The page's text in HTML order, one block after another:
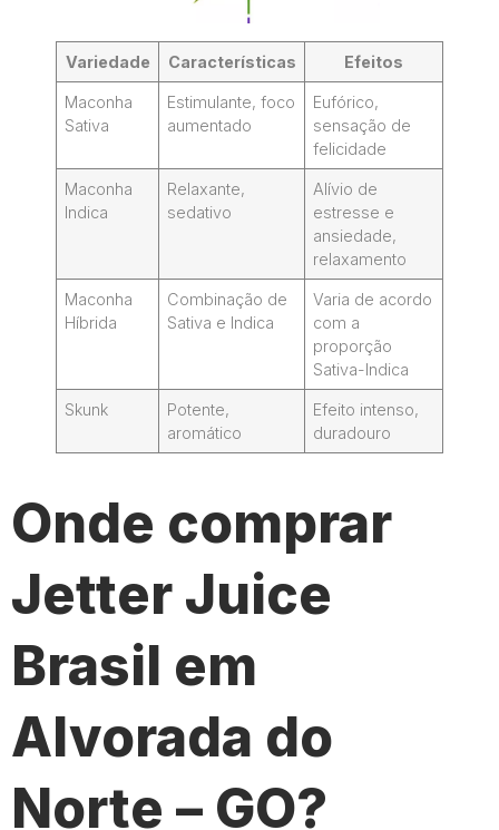
Variedade Características Efeitos
Maconha
Sativa
Estimulante, foco
aumentado
Eufórico,
sensação de
felicidade
Maconha
Indica
Relaxante,
sedativo
Alívio de
estresse e
ansiedade,
relaxamento
Maconha
Híbrida
Combinação de
Sativa e Indica
Varia de acordo
com a
proporção
Sativa-Indica
Skunk
Potente,
aromático
Efeito intenso,
duradouro
Onde comprar
Jetter Juice
Brasil em
Alvorada do
Norte – GO?